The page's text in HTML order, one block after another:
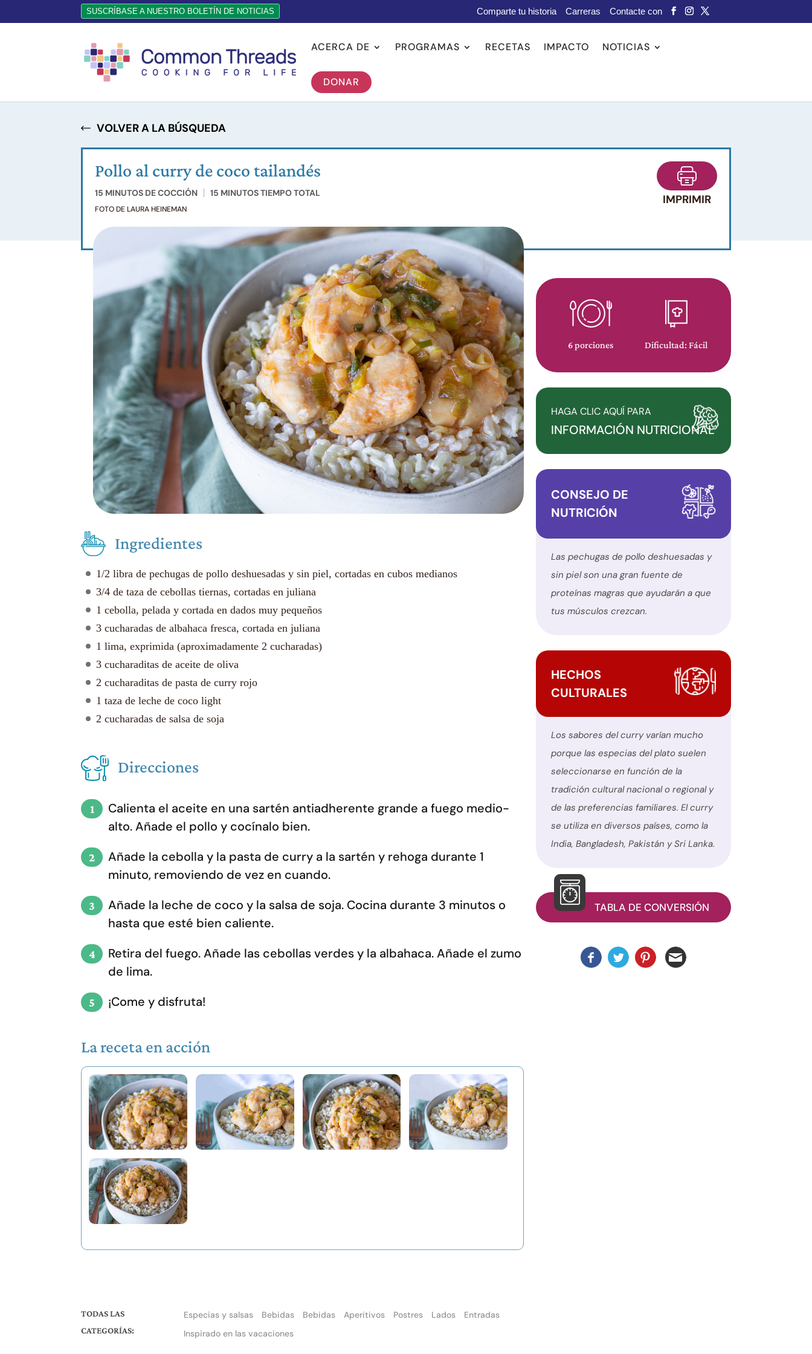
SUSCRÍBASE A NUESTRO BOLETÍN DE NOTICIAS Comparte tu historia Carreras Contacte con
ACERCA DE PROGRAMAS RECETAS IMPACTO NOTICIAS
DONAR
VOLVER A LA BÚSQUEDA
Pollo al curry de coco tailandés
15 MINUTOS DE COCCIÓN 15 MINUTOS TIEMPO TOTAL
FOTO DE LAURA HEINEMAN
IMPRIMIR
Ingredientes
1/2 libra de pechugas de pollo deshuesadas y sin piel, cortadas en cubos medianos
3/4 de taza de cebollas tiernas, cortadas en juliana
1 cebolla, pelada y cortada en dados muy pequeños
3 cucharadas de albahaca fresca, cortada en juliana
1 lima, exprimida (aproximadamente 2 cucharadas)
3 cucharaditas de aceite de oliva
2 cucharaditas de pasta de curry rojo
1 taza de leche de coco light
2 cucharadas de salsa de soja
Direcciones
Calienta el aceite en una sartén antiadherente grande a fuego medio-
alto. Añade el pollo y cocínalo bien.
Añade la cebolla y la pasta de curry a la sartén y rehoga durante 1
minuto, removiendo de vez en cuando.
Añade la leche de coco y la salsa de soja. Cocina durante 3 minutos o
hasta que esté bien caliente.
Retira del fuego. Añade las cebollas verdes y la albahaca. Añade el zumo
de lima.
¡Come y disfruta!
La receta en acción
TODAS LAS
CATEGORÍAS:
Especias y salsas Bebidas Bebidas Aperitivos Postres Lados
Entradas
Inspirado en las vacaciones
6 porciones Dificultad: Fácil
HAGA CLIC AQUÍ PARA
INFORMACIÓN NUTRICIONAL
CONSEJO DE
NUTRICIÓN
Las pechugas de pollo deshuesadas y
sin piel son una gran fuente de
proteínas magras que ayudarán a que
tus músculos crezcan.
HECHOS
CULTURALES
Los sabores del curry varían mucho
porque las especias del plato suelen
seleccionarse en función de la
tradición cultural nacional o regional y
de las preferencias familiares. El curry
se utiliza en diversos países, como la
India, Bangladesh, Pakistán y Sri Lanka.
TABLA DE CONVERSIÓN